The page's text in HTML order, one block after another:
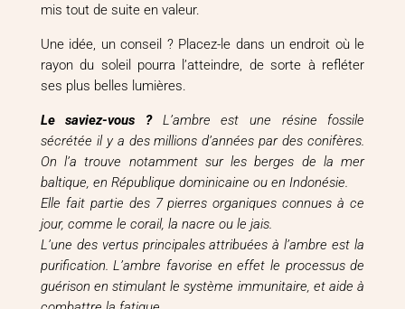
mis tout de suite en valeur.
Une idée, un conseil ? Placez-le dans un endroit où le
rayon du soleil pourra l’atteindre, de sorte à refléter
ses plus belles lumières.
Le saviez-vous ?L’ambre est une résine fossile
sécrétée il y a des millions d’années par des conifères.
On l’a trouve notamment sur les berges de la mer
baltique, en République dominicaine ou en Indonésie.
Elle fait partie des 7 pierres organiques connues à ce
jour, comme le corail, la nacre ou le jais.
L’une des vertus principales attribuées à l’ambre est la
purification. L’ambre favorise en effet le processus de
guérison en stimulant le système immunitaire, et aide à